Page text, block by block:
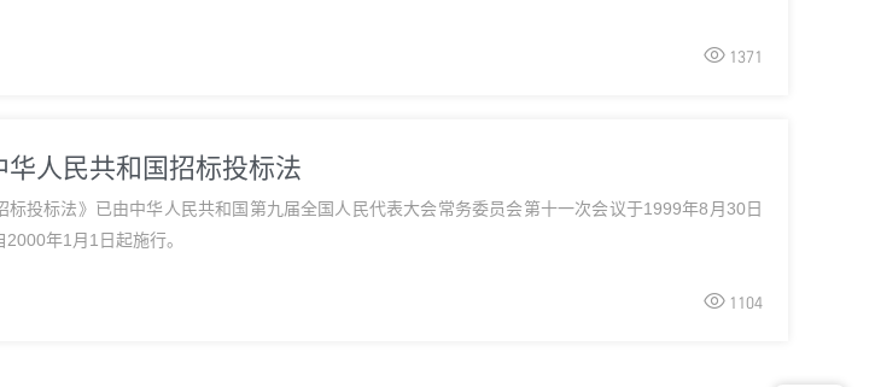
 1371
华人民共和国招标投标法
标投标法》已由中华人民共和国第九届全国人民代表大会常务委员会第十一次会议于1999年8月30日
年1月1日起施行。
 1104